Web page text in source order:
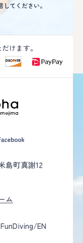
てください。
けます。
島町真謝12
ム
FunDiving/EN